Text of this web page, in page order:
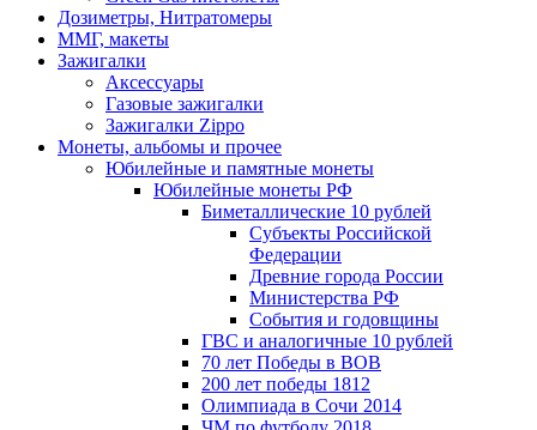
Дозиметры, Нитратомеры
ММГ, макеты
Зажигалки
Аксессуары
Газовые зажигалки
Зажигалки Zippo
Монеты, альбомы и прочее
Юбилейные и памятные монеты
Юбилейные монеты РФ
Биметаллические 10 рублей
Субъекты Российской
Федерации
Древние города России
Министерства РФ
События и годовщины
ГВС и аналогичные 10 рублей
70 лет Победы в ВОВ
200 лет победы 1812
Олимпиада в Сочи 2014